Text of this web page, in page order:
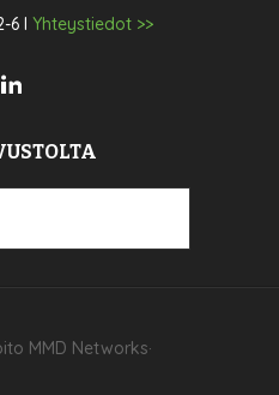
6 I Yhteystiedot >>
MMD Networks·